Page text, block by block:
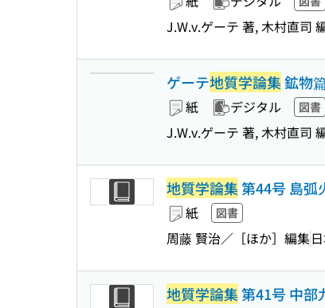
J.W.v.ゲーテ 著, 木村直司
ゲーテ地質学論集鉱物
紙 デジタル 図書
J.W.v.ゲーテ 著, 木村直司
地質学論集第44号 島弧
紙 図書
周藤 賢治／［ほか］編集
地質学論集第41号 中部